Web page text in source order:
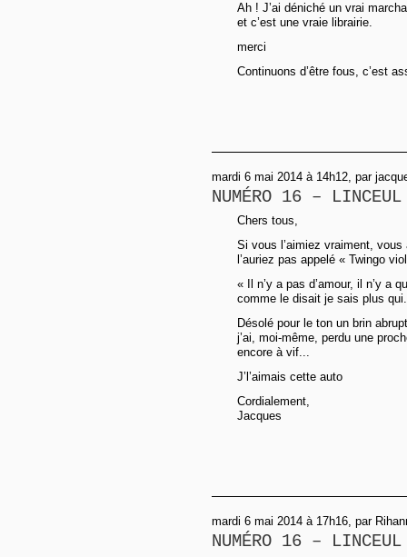
Ah ! J’ai déniché un vrai
et c’est une vraie librairie.
merci
Continuons d’être fous, c’est
mardi 6 mai 2014 à 14h12, par
NUMÉRO 16 – LINCEUL
Chers tous,
Si vous l’aimiez vraiment,
l’auriez pas appelé « Twingo
« Il n’y a pas d’amour, il n’y a
comme le disait je sais plus qui.
Désolé pour le ton un brin
j’ai, moi-même, perdu une
encore à vif...
J’l’aimais cette auto
Cordialement,
Jacques
mardi 6 mai 2014 à 17h16, par
NUMÉRO 16 – LINCEUL